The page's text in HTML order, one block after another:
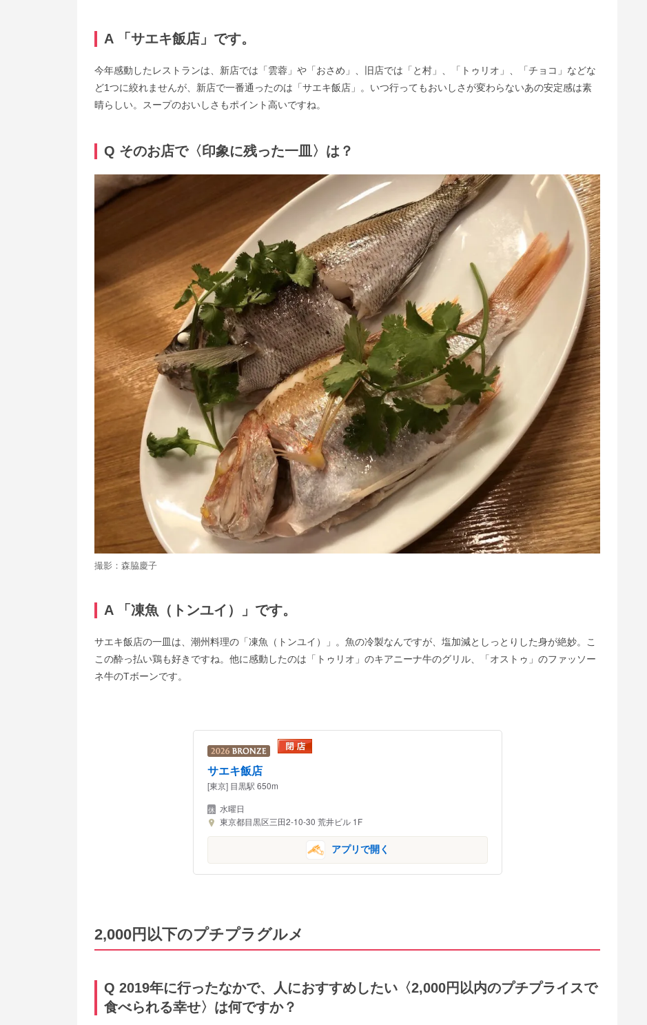
A 「サエキ飯店」です。
今年感動したレストランは、新店では「雲蓉」や「おさめ」、旧店では「と村」、「トゥリオ」、「チョコ」などな
ど1つに絞れませんが、新店で一番通ったのは「サエキ飯店」。いつ行ってもおいしさが変わらないあの安定感は素
晴らしい。スープのおいしさもポイント高いですね。
Q そのお店で〈印象に残った一皿〉は？
撮影：森脇慶子
A 「凍魚（トンユイ）」です。
サエキ飯店の一皿は、潮州料理の「凍魚（トンユイ）」。魚の冷製なんですが、塩加減としっとりした身が絶妙。こ
この酔っ払い鶏も好きですね。他に感動したのは「トゥリオ」のキアニーナ牛のグリル、「オストゥ」のファッソー
ネ牛のTボーンです。
サエキ飯店
[東京] 目黒駅 650m
水曜日
東京都目黒区三田2-10-30 荒井ビル 1F
アプリで開く
2,000円以下のプチプラグルメ
Q 2019年に行ったなかで、人におすすめしたい〈2,000円以内のプチプライスで
食べられる幸せ〉は何ですか？